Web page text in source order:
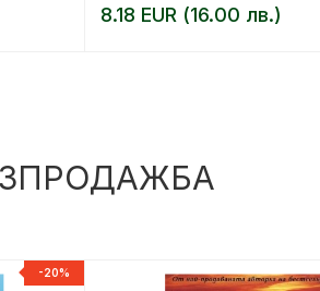
8.18 EUR (16.00 лв.)
-20%